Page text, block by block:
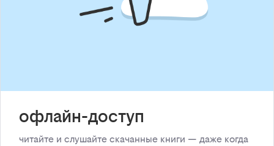
офлайн-доступ
читайте и слушайте скачанные книги — даже когда